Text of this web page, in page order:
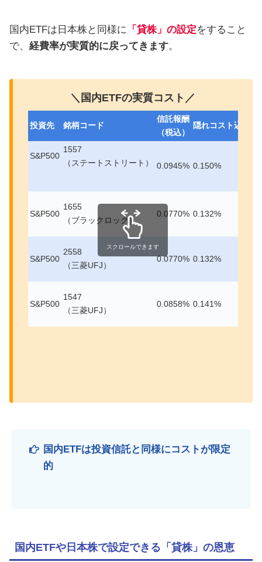
国内ETFは日本株と同様に 「貸株」の設定をすること
で、 経費率が実質的に戻ってきます。
＼国内ETFの実質コスト／
投資先 銘柄コード
信託報酬
（税込）
隠れコスト込み
S&P500
1557
（ステートストリート）
0.0945% 0.150%
S&P500
1655
（ブラックロック）
0.0770% 0.132%
S&P500
2558
（三菱UFJ）
0.0770% 0.132%
S&P500
1547
（三菱UFJ）
0.0858% 0.141%
スクロールできます
国内ETFは投資信託と同様にコストが限定
的
国内ETFや日本株で設定できる「貸株」の恩恵